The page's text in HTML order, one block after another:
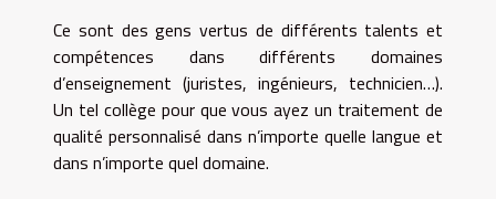
Ce sont des gens vertus de différents talents et
compétences dans différents domaines
d’enseignement (juristes, ingénieurs, technicien…).
Un tel collège pour que vous ayez un traitement de
qualité personnalisé dans n’importe quelle langue et
dans n’importe quel domaine.